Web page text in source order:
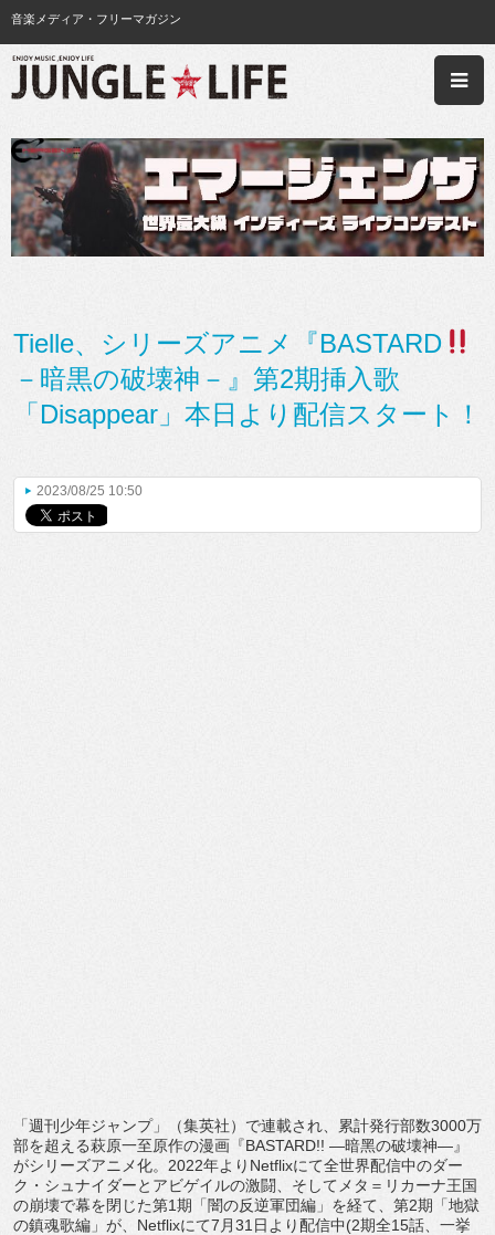
音楽メディア・フリーマガジン
Tielle、シリーズアニメ『BASTARD
－暗黒の破壊神－』第2期挿入歌
「Disappear」本日より配信スタート！
2023/08/25 10:50
「週刊少年ジャンプ」（集英社）で連載され、累計発⾏部数3000万
部を超える萩原⼀⾄原作の漫画『BASTARD!! ―暗⿊の破壊神―』
がシリーズアニメ化。 2022年より Netflixにて全世界配信中のダー
ク・シュナイダーとアビゲイルの激闘、 そしてメタ＝リカーナ王国
の崩壊で幕を閉じた第1期「闇の反逆軍団編」を経て、第2期「地獄
の鎮魂歌編」が、 Netflixにて7 ⽉31 ⽇より配信中(2期全15話、⼀挙